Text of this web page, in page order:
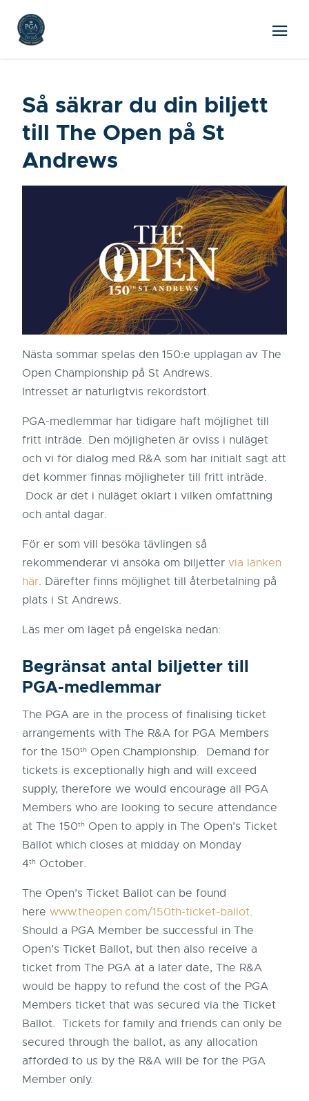
Så säkrar du din biljett
till The Open på St
Andrews
Nästa sommar spelas den 150:e upplagan av The
Open Championship på St Andrews.
Intresset är naturligtvis rekordstort.
PGA-medlemmar har tidigare haft möjlighet till
fritt inträde. Den möjligheten är oviss i nuläget
och vi för dialog med R&A som har initialt sagt att
det kommer finnas möjligheter till fritt inträde.
Dock är det i nuläget oklart i vilken omfattning
och antal dagar.
För er som vill besöka tävlingen så
rekommenderar vi ansöka om biljetter via länken
här. Därefter finns möjlighet till återbetalning på
plats i St Andrews.
Läs mer om läget på engelska nedan:
Begränsat antal biljetter till
PGA-medlemmar
The PGA are in the process of finalising ticket
arrangements with The R&A for PGA Members
for the 150th Open Championship. Demand for
tickets is exceptionally high and will exceed
supply, therefore we would encourage all PGA
Members who are looking to secure attendance
at The 150th Open to apply in The Open’s Ticket
Ballot which closes at midday on Monday
4th October.
The Open’s Ticket Ballot can be found
here www.theopen.com/150th-ticket-ballot.
Should a PGA Member be successful in The
Open’s Ticket Ballot, but then also receive a
ticket from The PGA at a later date, The R&A
would be happy to refund the cost of the PGA
Members ticket that was secured via the Ticket
Ballot. Tickets for family and friends can only be
secured through the ballot, as any allocation
afforded to us by the R&A will be for the PGA
Member only.